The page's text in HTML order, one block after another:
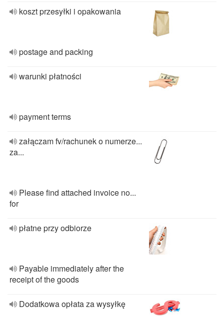
koszt przesyłki i opakowania
postage and packing
warunki płatności
payment terms
załączam fv/rachunek o numerze...
za...
Please find attached invoice no...
for
płatne przy odbiorze
Payable immediately after the
receipt of the goods
Dodatkowa opłata za wysyłkę